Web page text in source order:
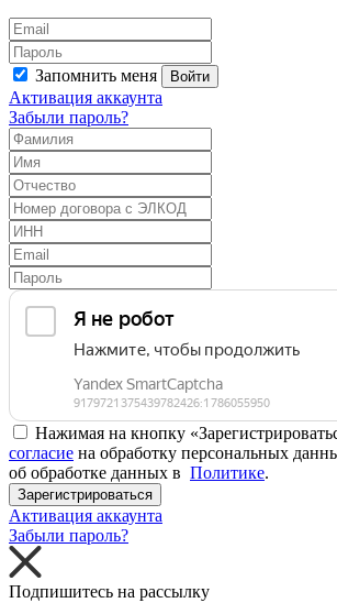
Запомнить меня Войти
Активация аккаунта
Забыли пароль?
Нажимая на кнопку
согласие на обработку персональных
об обработке данных в Политике.
Зарегистрироваться
Активация аккаунта
Забыли пароль?
Подпишитесь на рассылку